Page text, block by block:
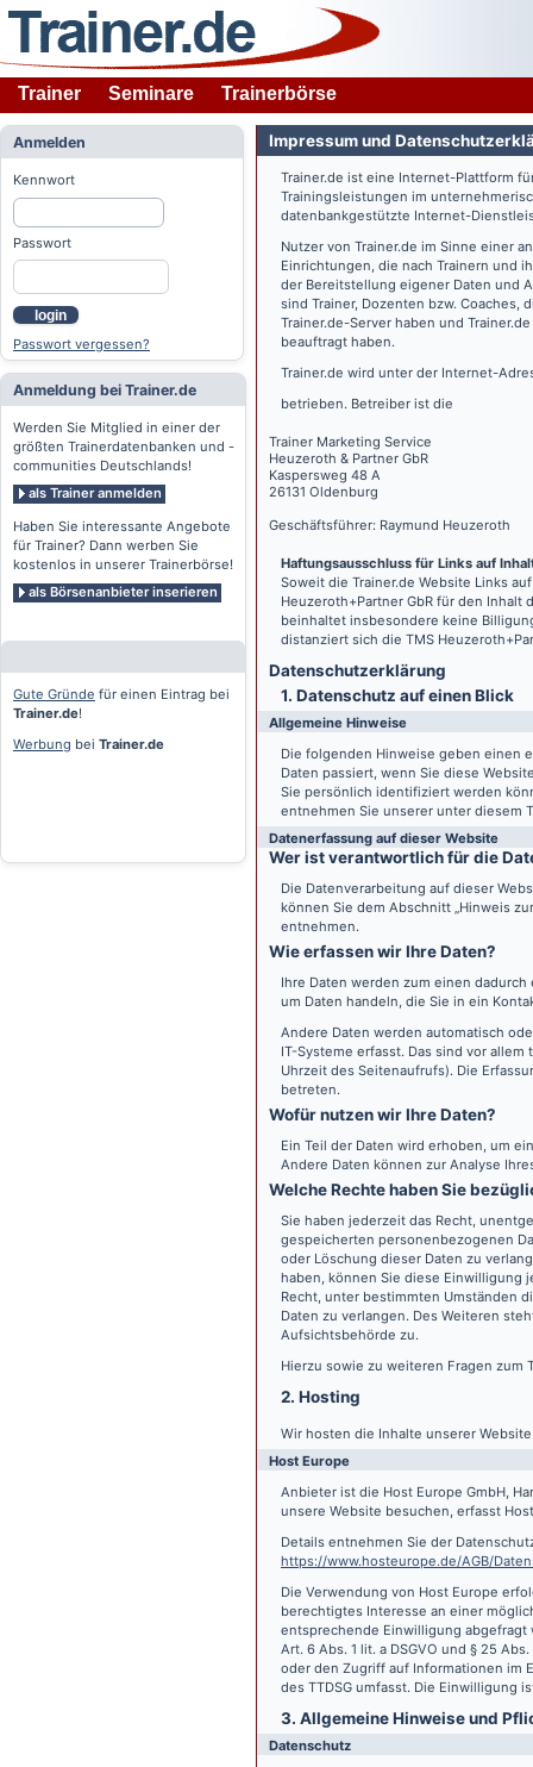
Trainer Seminare Trainerbörse
Anmelden
Kennwort
Passwort
login
Passwort vergessen?
Anmeldung bei Trainer.de
Werden Sie Mitglied in einer der
größten Trainerdatenbanken und -
communities Deutschlands!
als Trainer anmelden
Haben Sie interessante Angebote
für Trainer? Dann werben Sie
kostenlos in unserer Trainerbörse!
als Börsenanbieter inserieren
Gute Gründe für einen Eintrag bei
Trainer.de!
Werbung bei Trainer.de
Impressum und
Trainer.de ist eine Internet-Plattform
Trainingsleistungen im
datenbankgestützte Internet-
Nutzer von Trainer.de im Sinne einer
Einrichtungen, die nach Trainern und
der Bereitstellung eigener Daten und
sind Trainer, Dozenten bzw.
Trainer.de-Server haben und Trainer.de
beauftragt haben.
Trainer.de wird unter der Internet-
betrieben. Betreiber ist die
Trainer Marketing Service
Heuzeroth & Partner GbR
Kaspersweg 48 A
26131 Oldenburg
Geschäftsführer: Raymund Heuzeroth
Haftungsausschluss für Links auf
Soweit die Trainer.de Website Links
Heuzeroth+Partner GbR für den Inhalt
beinhaltet insbesondere keine
distanziert sich die TMS
Datenschutz­erklärung
1. Datenschutz auf einen Blick
Allgemeine Hinweise
Die folgenden Hinweise geben einen
Daten passiert, wenn Sie diese
Sie persönlich identifiziert werden
entnehmen Sie unserer unter diesem
Datenerfassung auf dieser Website
Wer ist verantwortlich für die
Die Datenverarbeitung auf dieser
können Sie dem Abschnitt „Hinweis
entnehmen.
Wie erfassen wir Ihre Daten?
Ihre Daten werden zum einen
um Daten handeln, die Sie in ein
Andere Daten werden automatisch
IT-Systeme erfasst. Das sind vor
Uhrzeit des Seitenaufrufs). Die
betreten.
Wofür nutzen wir Ihre Daten?
Ein Teil der Daten wird erhoben, um
Andere Daten können zur Analyse
Welche Rechte haben Sie
Sie haben jederzeit das Recht,
gespeicherten personenbezogenen
oder Löschung dieser Daten zu
haben, können Sie diese Einwilligung
Recht, unter bestimmten Umständen
Daten zu verlangen. Des Weiteren
Aufsichtsbehörde zu.
Hierzu sowie zu weiteren Fragen zum
2. Hosting
Wir hosten die Inhalte unserer
Host Europe
Anbieter ist die Host Europe GmbH,
unsere Website besuchen, erfasst
Details entnehmen Sie der
https://www.hosteurope.de/AGB/
Die Verwendung von Host Europe
berechtigtes Interesse an einer
entsprechende Einwilligung abgefragt
Art. 6 Abs. 1 lit. a DSGVO und § 25
oder den Zugriff auf Informationen im
des TTDSG umfasst. Die Einwilligung
3. Allgemeine Hinweise und
Datenschutz